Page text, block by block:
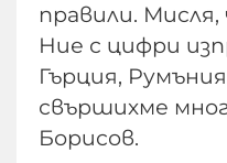
правили. Мисля,
Ние с цифри
Гърция,
свършихме
Борисов.